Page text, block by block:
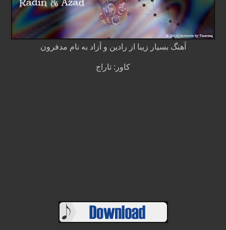
آهنگ بسیار زیبا از رادین و آزاد به نام مدفرون
کاور: تاراج